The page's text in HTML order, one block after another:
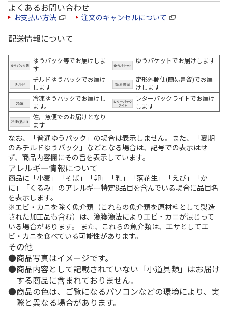
よくあるお問い合わせ
お支払い方法 注文のキャンセルについて
配送情報について
ゆうパック等でお届けしま
す
ゆうパケットでお届けします
チルドゆうパックでお届け
します
定形外郵便(簡易書留)でお届
けします
冷凍ゆうパックでお届けし
ます。
レターパックライトでお届け
します
佐川急便でのお届けとなり
ます
なお、「普通ゆうパック」の場合は表示しません。また、「夏期
のみチルドゆうパック」などとなる場合は、記号での表示はせ
ず、商品内容欄にその旨を表示しています。
アレルギー情報について
商品に「小麦」「そば」「卵」「乳」「落花生」「えび」「か
に」「くるみ」のアレルギー特定8品目を含んでいる場合に品目名
を表示します。
※エビ・カニを除く魚介類（これらの魚介類を原材料として製造
された加工品も含む）は、漁獲漁法によりエビ・カニが混じって
いる場合があります。 また、これらの魚介類は、エサとしてエ
ビ・カニを食べている可能性があります。
その他
商品写真はイメージです。
商品内容として記載されていない「小道具類」はお届け
する商品に含まれておりません。
商品の色は、ご覧になるパソコンなどの環境により、実
際と異なる場合があります。